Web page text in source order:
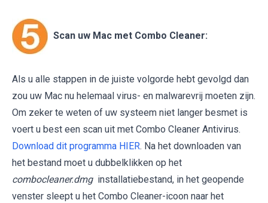
Scan uw Mac met Combo Cleaner:
Als u alle stappen in de juiste volgorde hebt gevolgd dan
zou uw Mac nu helemaal virus- en malwarevrij moeten zijn.
Om zeker te weten of uw systeem niet langer besmet is
voert u best een scan uit met Combo Cleaner Antivirus.
Download dit programma HIER. Na het downloaden van
het bestand moet u dubbelklikken op het
combocleaner.dmg installatiebestand, in het geopende
venster sleept u het Combo Cleaner-icoon naar het